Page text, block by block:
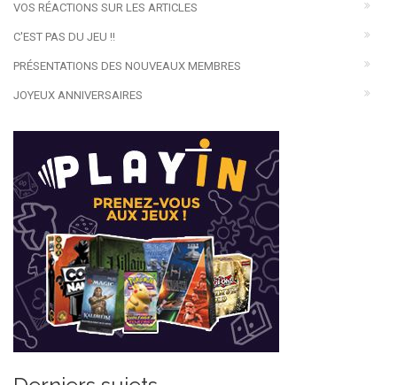
VOS RÉACTIONS SUR LES ARTICLES
C'EST PAS DU JEU !!
PRÉSENTATIONS DES NOUVEAUX MEMBRES
JOYEUX ANNIVERSAIRES